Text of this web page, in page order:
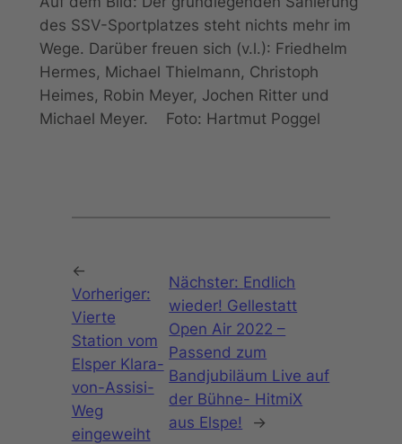
des SSV-Sportplatzes steht nichts mehr im
Wege. Darüber freuen sich (v.l.): Friedhelm
Hermes, Michael Thielmann, Christoph
Heimes, Robin Meyer, Jochen Ritter und
Michael Meyer. Foto: Hartmut Poggel
←
Vorheriger:
Vierte
Station vom
Elsper Klara-
von-Assisi-
Weg
eingeweiht
Nächster: Endlich
wieder! Gellestatt
Open Air 2022 –
Passend zum
Bandjubiläum Live auf
der Bühne- HitmiX
aus Elspe!
→